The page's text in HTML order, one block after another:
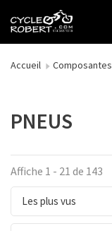
Accueil Composantes
PNEUS
Affiche 1 - 21 de 143
Les plus vus